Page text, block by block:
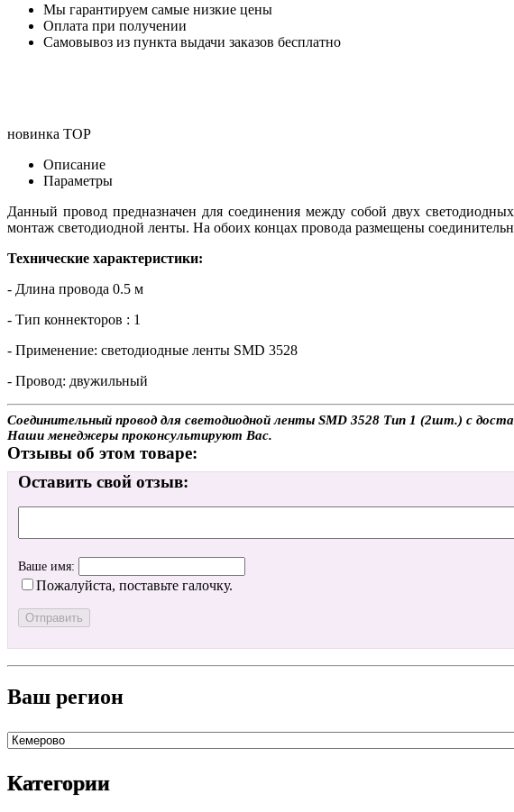
Мы гарантируем самые низкие цены
Оплата при получении
Самовывоз из пункта выдачи заказов бесплатно
новинка TOP
Описание
Параметры
Данный провод предназначен для соединения между собой двух
монтаж светодиодной ленты. На обоих концах провода размещены
Технические характеристики:
- Длина провода 0.5 м
- Тип коннекторов : 1
- Применение: светодиодные ленты SMD 3528
- Провод: двужильный
Соединительный провод для светодиодной ленты SMD 3528 Тип 1 (2шт.) с
Наши менеджеры проконсультируют Вас.
Отзывы об этом товаре:
Оставить свой отзыв:
Ваше имя:
Пожалуйста, поставьте галочку.
Ваш регион
Категории